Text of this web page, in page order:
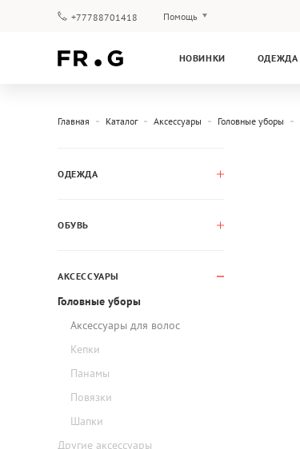
+77788701418 Помощь
НОВИНКИ ОДЕЖДА
Главная Каталог Аксессуары Головные уборы
ОДЕЖДА
ОБУВЬ
АКСЕССУАРЫ
Головные уборы
Аксессуары для волос
Кепки
Панамы
Повязки
Шапки
Другие аксессуары